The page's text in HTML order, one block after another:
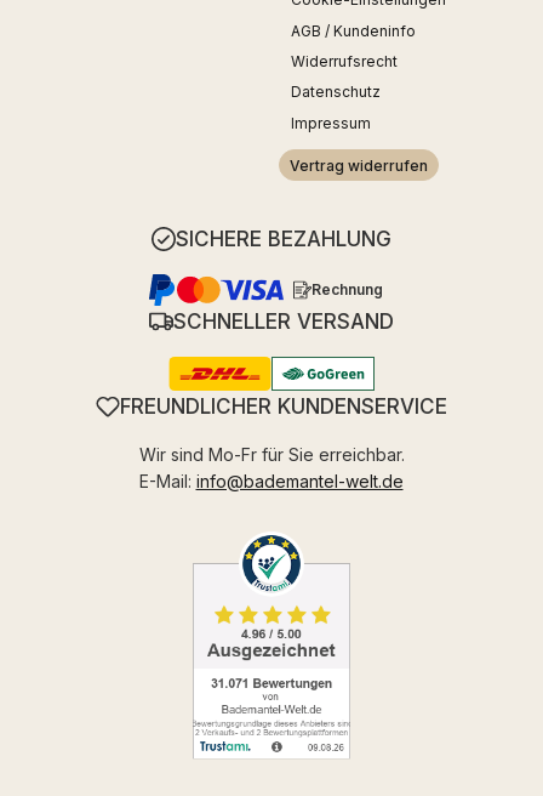
AGB / Kundeninfo
Widerrufsrecht
Datenschutz
Impressum
Vertrag widerrufen
SICHERE BEZAHLUNG
Rechnung
SCHNELLER VERSAND
FREUNDLICHER KUNDENSERVICE
Wir sind Mo-Fr für Sie erreichbar.
E-Mail: info@bademantel-welt.de